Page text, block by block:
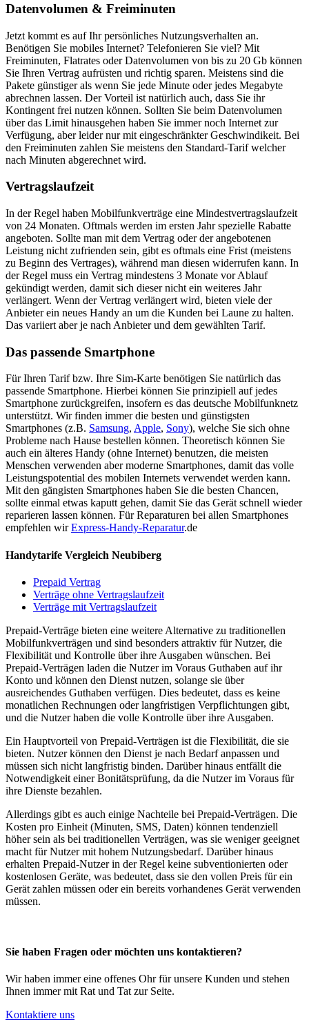
Datenvolumen & Freiminuten
Jetzt kommt es auf Ihr persönliches Nutzungsverhalten an.
Benötigen Sie mobiles Internet? Telefonieren Sie viel? Mit
Freiminuten, Flatrates oder Datenvolumen von bis zu 20 Gb können
Sie Ihren Vertrag aufrüsten und richtig sparen. Meistens sind die
Pakete günstiger als wenn Sie jede Minute oder jedes Megabyte
abrechnen lassen. Der Vorteil ist natürlich auch, dass Sie ihr
Kontingent frei nutzen können. Sollten Sie beim Datenvolumen
über das Limit hinausgehen haben Sie immer noch Internet zur
Verfügung, aber leider nur mit eingeschränkter Geschwindikeit. Bei
den Freiminuten zahlen Sie meistens den Standard-Tarif welcher
nach Minuten abgerechnet wird.
Vertragslaufzeit
In der Regel haben Mobilfunkverträge eine Mindestvertragslaufzeit
von 24 Monaten. Oftmals werden im ersten Jahr spezielle Rabatte
angeboten. Sollte man mit dem Vertrag oder der angebotenen
Leistung nicht zufrienden sein, gibt es oftmals eine Frist (meistens
zu Beginn des Vertrages), während man diesen widerrufen kann. In
der Regel muss ein Vertrag mindestens 3 Monate vor Ablauf
gekündigt werden, damit sich dieser nicht ein weiteres Jahr
verlängert. Wenn der Vertrag verlängert wird, bieten viele der
Anbieter ein neues Handy an um die Kunden bei Laune zu halten.
Das variiert aber je nach Anbieter und dem gewählten Tarif.
Das passende Smartphone
Für Ihren Tarif bzw. Ihre Sim-Karte benötigen Sie natürlich das
passende Smartphone. Hierbei können Sie prinzipiell auf jedes
Smartphone zurückgreifen, insofern es das deutsche Mobilfunknetz
unterstützt. Wir finden immer die besten und günstigsten
Smartphones (z.B. Samsung, Apple, Sony), welche Sie sich ohne
Probleme nach Hause bestellen können. Theoretisch können Sie
auch ein älteres Handy (ohne Internet) benutzen, die meisten
Menschen verwenden aber moderne Smartphones, damit das volle
Leistungspotential des mobilen Internets verwendet werden kann.
Mit den gängisten Smartphones haben Sie die besten Chancen,
sollte einmal etwas kaputt gehen, damit Sie das Gerät schnell wieder
reparieren lassen können. Für Reparaturen bei allen Smartphones
empfehlen wirExpress-Handy-Reparatur.de
Handytarife Vergleich Neubiberg
Prepaid Vertrag
Verträge ohne Vertragslaufzeit
Verträge mit Vertragslaufzeit
Prepaid-Verträge bieten eine weitere Alternative zu traditionellen
Mobilfunkverträgen und sind besonders attraktiv für Nutzer, die
Flexibilität und Kontrolle über ihre Ausgaben wünschen. Bei
Prepaid-Verträgen laden die Nutzer im Voraus Guthaben auf ihr
Konto und können den Dienst nutzen, solange sie über
ausreichendes Guthaben verfügen. Dies bedeutet, dass es keine
monatlichen Rechnungen oder langfristigen Verpflichtungen gibt,
und die Nutzer haben die volle Kontrolle über ihre Ausgaben.
Ein Hauptvorteil von Prepaid-Verträgen ist die Flexibilität, die sie
bieten. Nutzer können den Dienst je nach Bedarf anpassen und
müssen sich nicht langfristig binden. Darüber hinaus entfällt die
Notwendigkeit einer Bonitätsprüfung, da die Nutzer im Voraus für
ihre Dienste bezahlen.
Allerdings gibt es auch einige Nachteile bei Prepaid-Verträgen. Die
Kosten pro Einheit (Minuten, SMS, Daten) können tendenziell
höher sein als bei traditionellen Verträgen, was sie weniger geeignet
macht für Nutzer mit hohem Nutzungsbedarf. Darüber hinaus
erhalten Prepaid-Nutzer in der Regel keine subventionierten oder
kostenlosen Geräte, was bedeutet, dass sie den vollen Preis für ein
Gerät zahlen müssen oder ein bereits vorhandenes Gerät verwenden
müssen.
Sie haben Fragen oder möchten uns kontaktieren?
Wir haben immer eine offenes Ohr für unsere Kunden und stehen
Ihnen immer mit Rat und Tat zur Seite.
Kontaktiere uns